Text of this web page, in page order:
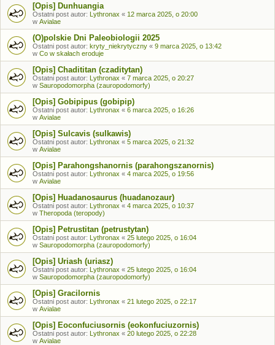
[Opis] Dunhuangia
Ostatni post autor: Lythronax « 12 marca 2025, o 20:00
w Avialae
(O)polskie Dni Paleobiologii 2025
Ostatni post autor: kryty_niekrytyczny « 9 marca 2025, o 13:42
w Co w skałach eroduje
[Opis] Chadititan (czaditytan)
Ostatni post autor: Lythronax « 7 marca 2025, o 20:27
w Sauropodomorpha (zauropodomorfy)
[Opis] Gobipipus (gobipip)
Ostatni post autor: Lythronax « 6 marca 2025, o 16:26
w Avialae
[Opis] Sulcavis (sulkawis)
Ostatni post autor: Lythronax « 5 marca 2025, o 21:32
w Avialae
[Opis] Parahongshanornis (parahongszanornis)
Ostatni post autor: Lythronax « 4 marca 2025, o 19:56
w Avialae
[Opis] Huadanosaurus (huadanozaur)
Ostatni post autor: Lythronax « 4 marca 2025, o 10:37
w Theropoda (teropody)
[Opis] Petrustitan (petrustytan)
Ostatni post autor: Lythronax « 25 lutego 2025, o 16:04
w Sauropodomorpha (zauropodomorfy)
[Opis] Uriash (uriasz)
Ostatni post autor: Lythronax « 25 lutego 2025, o 16:04
w Sauropodomorpha (zauropodomorfy)
[Opis] Gracilornis
Ostatni post autor: Lythronax « 21 lutego 2025, o 22:17
w Avialae
[Opis] Eoconfuciusornis (eokonfuciuzornis)
Ostatni post autor: Lythronax « 20 lutego 2025, o 22:28
w Avialae